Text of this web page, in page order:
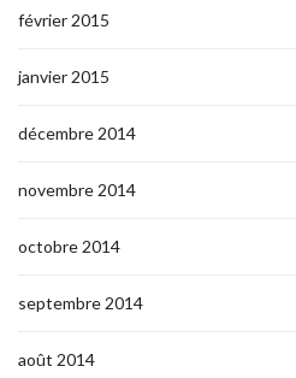
février 2015
janvier 2015
décembre 2014
novembre 2014
octobre 2014
septembre 2014
août 2014